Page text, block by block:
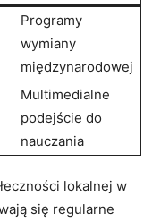
Programy
wymiany
międzynarodowej
Multimedialne
podejście do
nauczania
lokalnej w
się regularne